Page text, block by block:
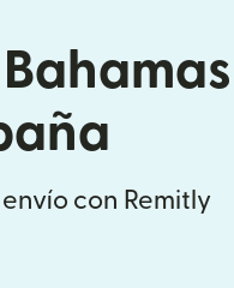
con Remitly